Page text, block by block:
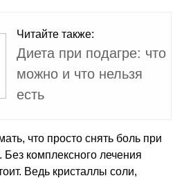
Читайте также:
Диета при подагре: что
можно и что нельзя
есть
что просто снять боль при
Без комплексного лечения
Ведь кристаллы соли,